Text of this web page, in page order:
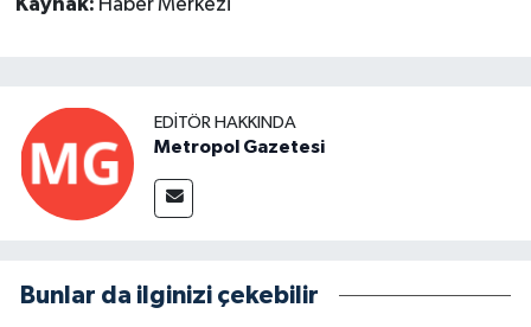
Kaynak: Haber Merkezi
EDITÖR HAKKINDA
Metropol Gazetesi
Bunlar da ilginizi çekebilir